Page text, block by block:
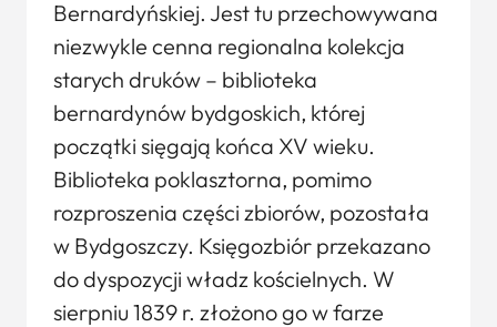
Bernardyńskiej. Jest tu przechowywana
niezwykle cenna regionalna kolekcja
starych druków – biblioteka
bernardynów bydgoskich, której
początki sięgają końca XV wieku.
Biblioteka poklasztorna, pomimo
rozproszenia części zbiorów, pozostała
w Bydgoszczy. Księgozbiór przekazano
do dyspozycji władz kościelnych. W
sierpniu 1839 r. złożono go w farze